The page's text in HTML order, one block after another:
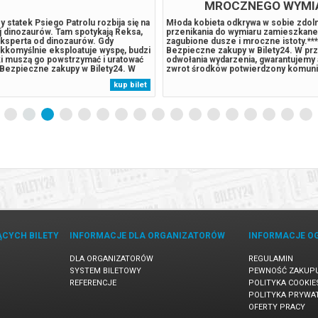
statek Psiego Patrolu rozbija się na
dinozaurów. Tam spotykają Reksa,
od dinozaurów. Gdy
eksploatuje wyspę, budzi
muszą go powstrzymać i uratować
zakupy w Bilety24. W
wydarzenia, gwarantujemy
zwrot środków potwierdzony
na adres...
kup bilet
MROCZNEGO
Młoda kobieta odkrywa w sobie
przenikania do wymiaru
zagubione dusze i mroczne
Bezpieczne zakupy w Bilety24. W
odwołania wydarzenia,
zwrot środków potwierdzony
BILETY INFORMACJE DLA ORGANIZATORÓW
DLA ORGANIZATORÓW
SYSTEM BILETOWY
REFERENCJE
INFORMACJE
REGULAMIN
PEWNOŚĆ
POLITYKA
POLITYKA
OFERTY PRACY